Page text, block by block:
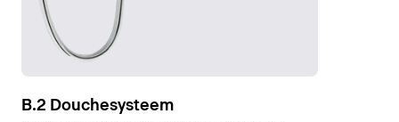
B.2 Douchesysteem